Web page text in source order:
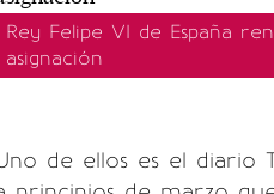
Rey Felipe VI de España
asignación
de ellos es el diario